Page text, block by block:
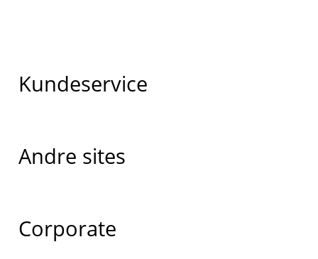
Kundeservice
Andre sites
Corporate